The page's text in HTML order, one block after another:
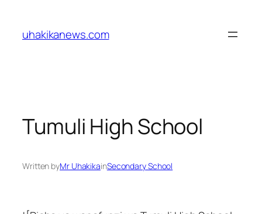
content
uhakikanews.com
Tumuli High School
Written byMr UhakikainSecondary School